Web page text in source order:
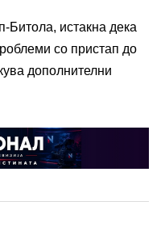
Битола, истакна дека
со пристап до
дополнителни